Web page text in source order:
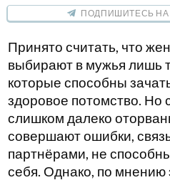
ПОДПИШИТЕСЬ НА
Принято считать, что
выбирают в мужья лишь
которые способны
здоровое потомство.
слишком далеко
совершают ошибки,
партнёрами, не
себя. Однако, по мнению